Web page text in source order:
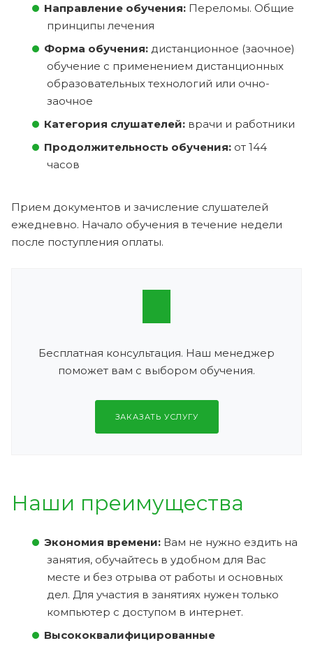
Направление обучения: Переломы. Общие
принципы лечения
Форма обучения: дистанционное (заочное)
обучение с применением дистанционных
образовательных технологий или очно-
заочное
Категория слушателей: врачи и работники
Продолжительность обучения: от 144
часов
Прием документов и зачисление слушателей
ежедневно. Начало обучения в течение недели
после поступления оплаты.
Бесплатная консультация. Наш менеджер
поможет вам с выбором обучения.
ЗАКАЗАТЬ УСЛУГУ
Наши преимущества
Экономия времени: Вам не нужно ездить на
занятия, обучайтесь в удобном для Вас
месте и без отрыва от работы и основных
дел. Для участия в занятиях нужен только
компьютер с доступом в интернет.
Высококвалифицированные